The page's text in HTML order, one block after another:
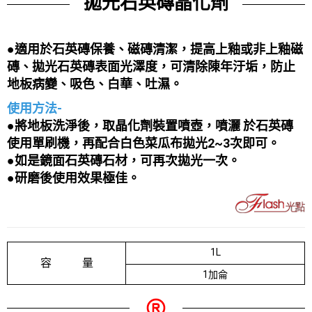
●適用於石英磚保養、磁磚清潔，提高上釉或非上釉磁
磚、拋光石英磚表面光澤度，可清除陳年汙垢，防止
地板病變、吸色、白華、吐濕。
使用方法-
●將地板洗淨後，取晶化劑裝置噴壺，噴灑 於石英磚
使用單刷機，再配合白色菜瓜布拋光2~3次即可。
●如是鏡面石英磚石材，可再次拋光一次。
●研磨後使用效果極佳。
容 量
1L
1加侖